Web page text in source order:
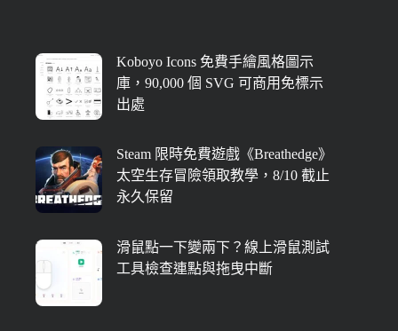
Koboyo Icons 免費手繪風格圖示
庫，90,000 個 SVG 可商用免標示
出處
Steam 限時免費遊戲《Breathedge》
太空生存冒險領取教學，8/10 截止
永久保留
滑鼠點一下變兩下？線上滑鼠測試
工具檢查連點與拖曳中斷